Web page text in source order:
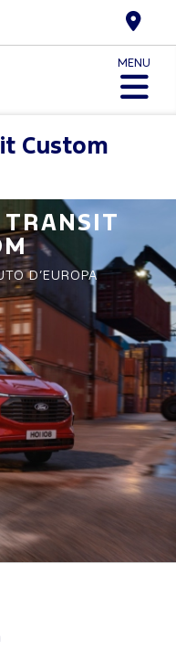
MENU
Custom
TRANSIT
D’EUROPA